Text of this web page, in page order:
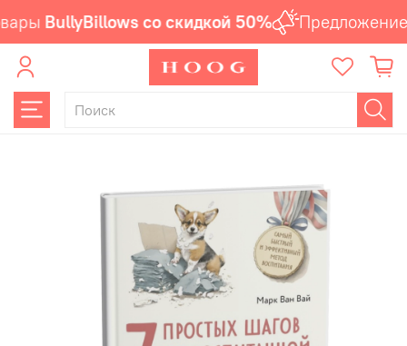
BullyBillows со скидкой 50% Предложение